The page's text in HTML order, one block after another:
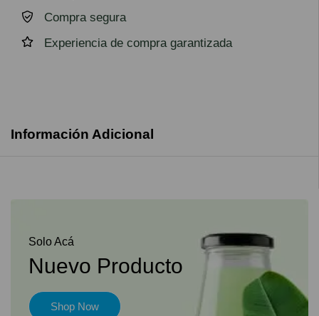
Compra segura
Experiencia de compra garantizada
Información Adicional
Solo Acá
Nuevo Producto
Shop Now